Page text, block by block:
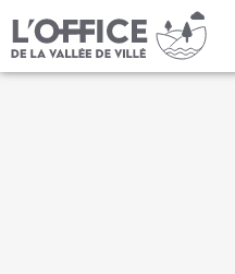
Panneau de gestion des cookies